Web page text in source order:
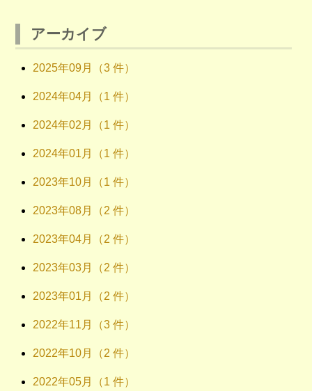
アーカイブ
2025年09月（3 件）
2024年04月（1 件）
2024年02月（1 件）
2024年01月（1 件）
2023年10月（1 件）
2023年08月（2 件）
2023年04月（2 件）
2023年03月（2 件）
2023年01月（2 件）
2022年11月（3 件）
2022年10月（2 件）
2022年05月（1 件）